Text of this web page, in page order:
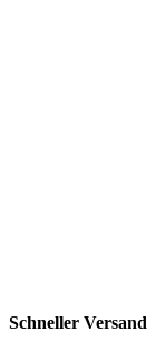
Schneller Versand